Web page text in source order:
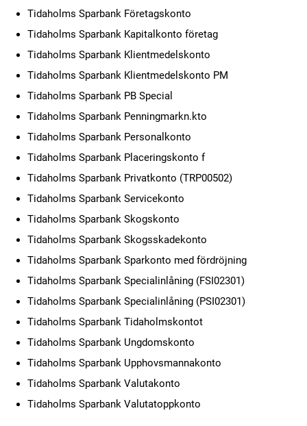
Tidaholms Sparbank Företagskonto
Tidaholms Sparbank Kapitalkonto företag
Tidaholms Sparbank Klientmedelskonto
Tidaholms Sparbank Klientmedelskonto PM
Tidaholms Sparbank PB Special
Tidaholms Sparbank Penningmarkn.kto
Tidaholms Sparbank Personalkonto
Tidaholms Sparbank Placeringskonto f
Tidaholms Sparbank Privatkonto (TRP00502)
Tidaholms Sparbank Servicekonto
Tidaholms Sparbank Skogskonto
Tidaholms Sparbank Skogsskadekonto
Tidaholms Sparbank Sparkonto med fördröjning
Tidaholms Sparbank Specialinlåning (FSI02301)
Tidaholms Sparbank Specialinlåning (PSI02301)
Tidaholms Sparbank Tidaholmskontot
Tidaholms Sparbank Ungdomskonto
Tidaholms Sparbank Upphovsmannakonto
Tidaholms Sparbank Valutakonto
Tidaholms Sparbank Valutatoppkonto